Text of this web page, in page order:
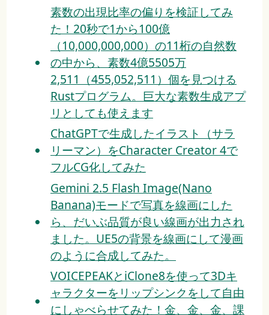
素数の出現比率の偏りを検証してみ
た！20秒で1から100億
（10,000,000,000）の11桁の自然数
の中から、素数4億5505万
2,511（455,052,511）個を見つける
Rustプログラム。巨大な素数生成アプ
リとしても使えます
ChatGPTで生成したイラスト（サラ
リーマン）をCharacter Creator 4で
フルCG化してみた
Gemini 2.5 Flash Image(Nano
Banana)モードで写真を線画にした
ら、だいぶ品質が良い線画が出力され
ました。UE5の背景を線画にして漫画
のように合成してみた。
VOICEPEAKとiClone8を使って3Dキ
ャラクターをリップシンクをして自由
にしゃべらせてみた！金、金、金、課